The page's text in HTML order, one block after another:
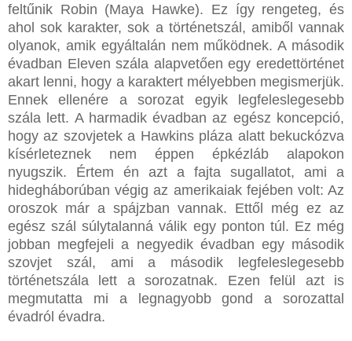
feltűnik Robin (Maya Hawke). Ez így rengeteg, és
ahol sok karakter, sok a történetszál, amiből vannak
olyanok, amik egyáltalán nem működnek. A második
évadban Eleven szála alapvetően egy eredettörténet
akart lenni, hogy a karaktert mélyebben megismerjük.
Ennek ellenére a sorozat egyik legfeleslegesebb
szála lett. A harmadik évadban az egész koncepció,
hogy az szovjetek a Hawkins pláza alatt bekuckózva
kísérleteznek nem éppen épkézláb alapokon
nyugszik. Értem én azt a fajta sugallatot, ami a
hidegháborúban végig az amerikaiak fejében volt: Az
oroszok már a spájzban vannak. Ettől még ez az
egész szál súlytalanná válik egy ponton túl. Ez még
jobban megfejeli a negyedik évadban egy második
szovjet szál, ami a második legfeleslegesebb
történetszála lett a sorozatnak. Ezen felül azt is
megmutatta mi a legnagyobb gond a sorozattal
évadról évadra.